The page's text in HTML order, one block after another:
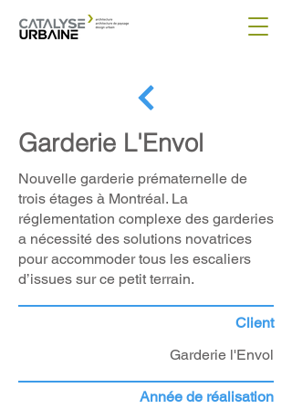
Garderie L'Envol
Nouvelle garderie prématernelle de
trois étages à Montréal. La
réglementation complexe des garderies
a nécessité des solutions novatrices
pour accommoder tous les escaliers
d’issues sur ce petit terrain.
Client
Garderie l'Envol
Année de réalisation